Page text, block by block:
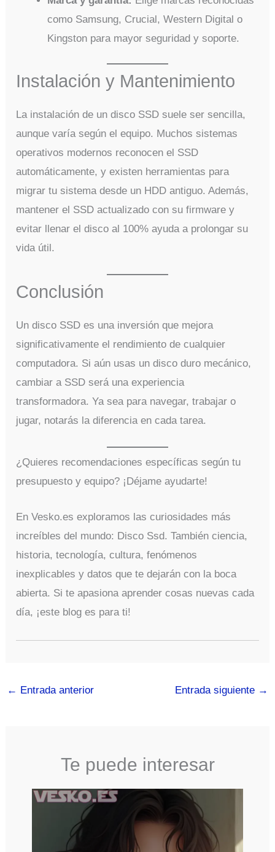
como Samsung, Crucial, Western Digital o
Kingston para mayor seguridad y soporte.
Instalación y Mantenimiento
La instalación de un disco SSD suele ser sencilla,
aunque varía según el equipo. Muchos sistemas
operativos modernos reconocen el SSD
automáticamente, y existen herramientas para
migrar tu sistema desde un HDD antiguo. Además,
mantener el SSD actualizado con su firmware y
evitar llenar el disco al 100% ayuda a prolongar su
vida útil.
Conclusión
Un disco SSD es una inversión que mejora
significativamente el rendimiento de cualquier
computadora. Si aún usas un disco duro mecánico,
cambiar a SSD será una experiencia
transformadora. Ya sea para navegar, trabajar o
jugar, notarás la diferencia en cada tarea.
¿Quieres recomendaciones específicas según tu
presupuesto y equipo? ¡Déjame ayudarte!
En Vesko.es exploramos las curiosidades más
increíbles del mundo: Disco Ssd. También ciencia,
historia, tecnología, cultura, fenómenos
inexplicables y datos que te dejarán con la boca
abierta. Si te apasiona aprender cosas nuevas cada
día, ¡este blog es para ti!
← Entrada anterior Entrada siguiente →
Te puede interesar